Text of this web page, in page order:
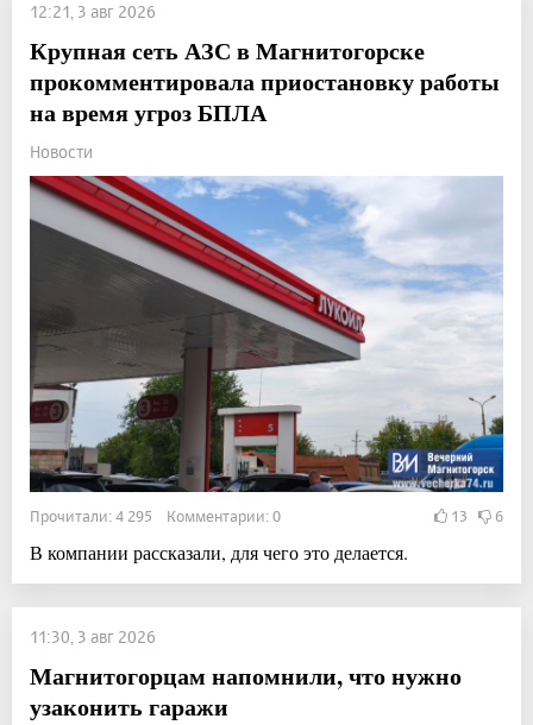
12:21, 3 авг 2026
Крупная сеть АЗС в Магнитогорске
прокомментировала приостановку работы
на время угроз БПЛА
Новости
Прочитали: 4 295 Комментарии: 0 13 6
В компании рассказали, для чего это делается.
11:30, 3 авг 2026
Магнитогорцам напомнили, что нужно
узаконить гаражи